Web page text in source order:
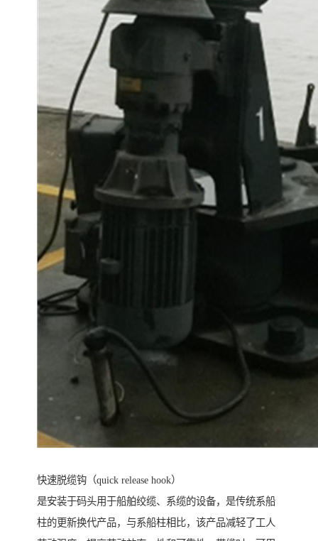
快速脱缆钩（quick release hook）
是安装于码头用于船舶绞缆、系缆的设备，是传统系船
柱的更新换代产品，与系船柱相比，该产品减轻了工人